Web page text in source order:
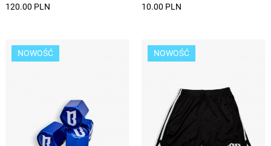
120.00 PLN 10.00 PLN
NOWOŚĆ NOWOŚĆ